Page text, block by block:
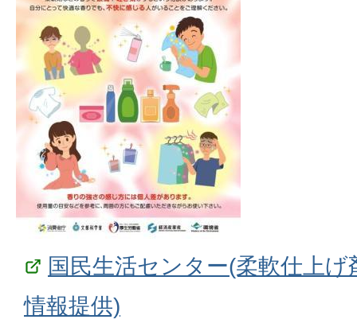
国民生活センター(柔軟仕上
情報提供)